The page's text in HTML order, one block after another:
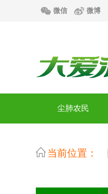
微信 微博
尘肺农民
当前位置：